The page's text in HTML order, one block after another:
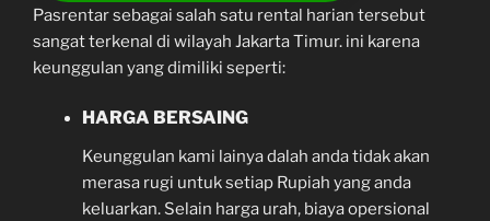
Pasrentar sebagai salah satu rental harian tersebut
sangat terkenal di wilayah Jakarta Timur. ini karena
keunggulan yang dimiliki seperti:
HARGA BERSAING
Keunggulan kami lainya dalah anda tidak akan
merasa rugi untuk setiap Rupiah yang anda
keluarkan. Selain harga urah, biaya opersional